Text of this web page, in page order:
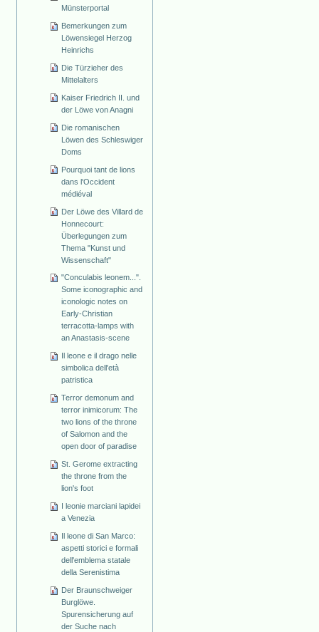
Münsterportal
Bemerkungen zum
Löwensiegel Herzog
Heinrichs
Die Türzieher des
Mittelalters
Kaiser Friedrich II. und
der Löwe von Anagni
Die romanischen
Löwen des Schleswiger
Doms
Pourquoi tant de lions
dans l'Occident
médiéval
Der Löwe des Villard de
Honnecourt:
Überlegungen zum
Thema "Kunst und
Wissenschaft"
"Conculabis leonem...".
Some iconographic and
iconologic notes on
Early-Christian
terracotta-lamps with
an Anastasis-scene
Il leone e il drago nelle
simbolica dell'età
patristica
Terror demonum and
terror inimicorum: The
two lions of the throne
of Salomon and the
open door of paradise
St. Gerome extracting
the throne from the
lion's foot
I leonie marciani lapidei
a Venezia
Il leone di San Marco:
aspetti storici e formali
dell'emblema statale
della Serenistima
Der Braunschweiger
Burglöwe.
Spurensicherung auf
der Suche nach